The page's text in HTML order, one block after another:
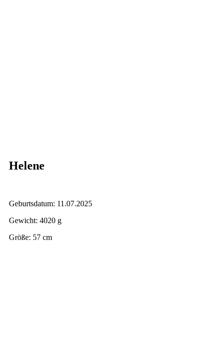
Helene
Geburtsdatum: 11.07.2025
Gewicht: 4020 g
Größe: 57 cm